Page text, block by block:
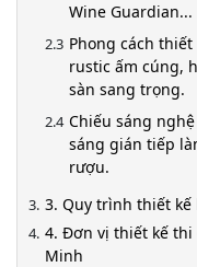
Wine Guardian...
Phong cách
rustic ấm cúng,
sàn sang trọng.
Chiếu sáng
sáng gián tiếp
rượu.
3. Quy trình thiết
4. Đơn vị thiết kế thi
Minh